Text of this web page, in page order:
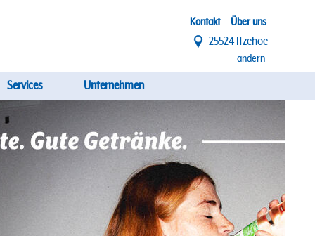
Top
Menü
Kontakt Über uns
25524 Itzehoe
ändern
Services Unternehmen